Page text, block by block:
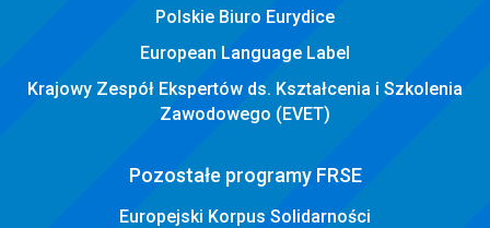
Polskie Biuro Eurydice
European Language Label
Krajowy Zespół Ekspertów ds. Kształcenia i Szkolenia
Zawodowego (EVET)
Pozostałe programy FRSE
Europejski Korpus Solidarności